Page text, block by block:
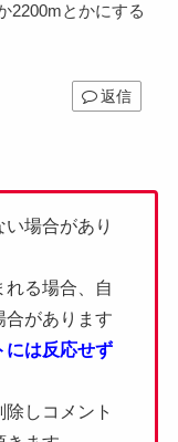
2200mとかにする
返信
場合があり
れる場合、自
合があります
には反応せず
しコメント